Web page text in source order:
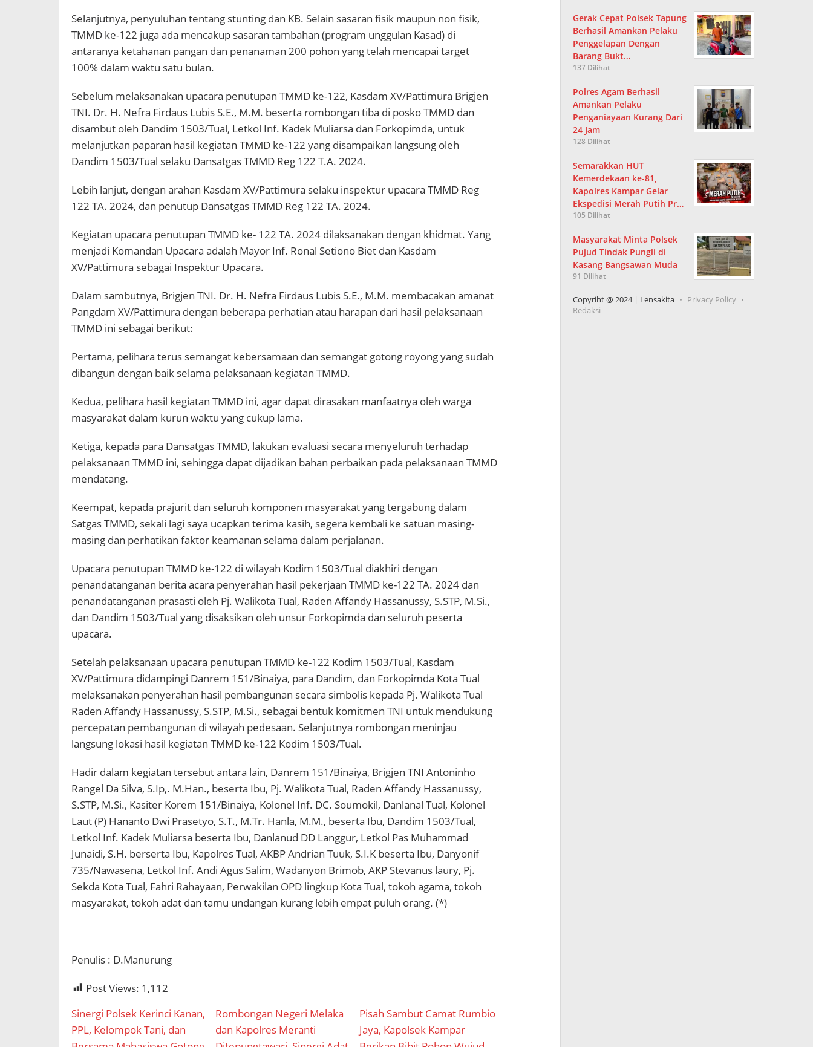
Selanjutnya, penyuluhan tentang stunting dan KB. Selain sasaran fisik maupun non fisik,
TMMD ke-122 juga ada mencakup sasaran tambahan (program unggulan Kasad) di
antaranya ketahanan pangan dan penanaman 200 pohon yang telah mencapai target
100% dalam waktu satu bulan.
Sebelum melaksanakan upacara penutupan TMMD ke-122, Kasdam XV/Pattimura Brigjen
TNI. Dr. H. Nefra Firdaus Lubis S.E., M.M. beserta rombongan tiba di posko TMMD dan
disambut oleh Dandim 1503/Tual, Letkol Inf. Kadek Muliarsa dan Forkopimda, untuk
melanjutkan paparan hasil kegiatan TMMD ke-122 yang disampaikan langsung oleh
Dandim 1503/Tual selaku Dansatgas TMMD Reg 122 T.A. 2024.
Lebih lanjut, dengan arahan Kasdam XV/Pattimura selaku inspektur upacara TMMD Reg
122 TA. 2024, dan penutup Dansatgas TMMD Reg 122 TA. 2024.
Kegiatan upacara penutupan TMMD ke- 122 TA. 2024 dilaksanakan dengan khidmat. Yang
menjadi Komandan Upacara adalah Mayor Inf. Ronal Setiono Biet dan Kasdam
XV/Pattimura sebagai Inspektur Upacara.
Dalam sambutnya, Brigjen TNI. Dr. H. Nefra Firdaus Lubis S.E., M.M. membacakan amanat
Pangdam XV/Pattimura dengan beberapa perhatian atau harapan dari hasil pelaksanaan
TMMD ini sebagai berikut:
Pertama, pelihara terus semangat kebersamaan dan semangat gotong royong yang sudah
dibangun dengan baik selama pelaksanaan kegiatan TMMD.
Kedua, pelihara hasil kegiatan TMMD ini, agar dapat dirasakan manfaatnya oleh warga
masyarakat dalam kurun waktu yang cukup lama.
Ketiga, kepada para Dansatgas TMMD, lakukan evaluasi secara menyeluruh terhadap
pelaksanaan TMMD ini, sehingga dapat dijadikan bahan perbaikan pada pelaksanaan TMMD
mendatang.
Keempat, kepada prajurit dan seluruh komponen masyarakat yang tergabung dalam
Satgas TMMD, sekali lagi saya ucapkan terima kasih, segera kembali ke satuan masing-
masing dan perhatikan faktor keamanan selama dalam perjalanan.
Upacara penutupan TMMD ke-122 di wilayah Kodim 1503/Tual diakhiri dengan
penandatanganan berita acara penyerahan hasil pekerjaan TMMD ke-122 TA. 2024 dan
penandatanganan prasasti oleh Pj. Walikota Tual, Raden Affandy Hassanussy, S.STP, M.Si.,
dan Dandim 1503/Tual yang disaksikan oleh unsur Forkopimda dan seluruh peserta
upacara.
Setelah pelaksanaan upacara penutupan TMMD ke-122 Kodim 1503/Tual, Kasdam
XV/Pattimura didampingi Danrem 151/Binaiya, para Dandim, dan Forkopimda Kota Tual
melaksanakan penyerahan hasil pembangunan secara simbolis kepada Pj. Walikota Tual
Raden Affandy Hassanussy, S.STP, M.Si., sebagai bentuk komitmen TNI untuk mendukung
percepatan pembangunan di wilayah pedesaan. Selanjutnya rombongan meninjau
langsung lokasi hasil kegiatan TMMD ke-122 Kodim 1503/Tual.
Hadir dalam kegiatan tersebut antara lain, Danrem 151/Binaiya, Brigjen TNI Antoninho
Rangel Da Silva, S.Ip,. M.Han., beserta Ibu, Pj. Walikota Tual, Raden Affandy Hassanussy,
S.STP, M.Si., Kasiter Korem 151/Binaiya, Kolonel Inf. DC. Soumokil, Danlanal Tual, Kolonel
Laut (P) Hananto Dwi Prasetyo, S.T., M.Tr. Hanla, M.M., beserta Ibu, Dandim 1503/Tual,
Letkol Inf. Kadek Muliarsa beserta Ibu, Danlanud DD Langgur, Letkol Pas Muhammad
Junaidi, S.H. berserta Ibu, Kapolres Tual, AKBP Andrian Tuuk, S.I.K beserta Ibu, Danyonif
735/Nawasena, Letkol Inf. Andi Agus Salim, Wadanyon Brimob, AKP Stevanus laury, Pj.
Sekda Kota Tual, Fahri Rahayaan, Perwakilan OPD lingkup Kota Tual, tokoh agama, tokoh
masyarakat, tokoh adat dan tamu undangan kurang lebih empat puluh orang. (*)
Penulis : D.Manurung
Post Views: 1,112
Sinergi Polsek Kerinci Kanan,
PPL, Kelompok Tani, dan
Rombongan Negeri Melaka
dan Kapolres Meranti
Pisah Sambut Camat Rumbio
Jaya, Kapolsek Kampar
Gerak Cepat Polsek Tapung
Berhasil Amankan Pelaku
Penggelapan Dengan
Barang Bukt…
137 Dilihat
Polres Agam Berhasil
Amankan Pelaku
Penganiayaan Kurang Dari
24 Jam
128 Dilihat
Semarakkan HUT
Kemerdekaan ke-81,
Kapolres Kampar Gelar
Ekspedisi Merah Putih Pr…
105 Dilihat
Masyarakat Minta Polsek
Pujud Tindak Pungli di
Kasang Bangsawan Muda
91 Dilihat
Copyriht @ 2024 | Lensakita
Privacy Policy
Redaksi